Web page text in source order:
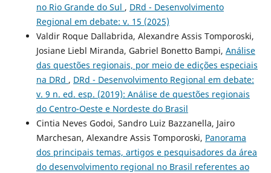
no Rio Grande do Sul , DRd - Desenvolvimento
Regional em debate: v. 15 (2025)
Valdir Roque Dallabrida, Alexandre Assis Tomporoski,
Josiane Liebl Miranda, Gabriel Bonetto Bampi, Análise
das questões regionais, por meio de edições especiais
na DRd , DRd - Desenvolvimento Regional em debate:
v. 9 n. ed. esp. (2019): Análise de questões regionais
do Centro-Oeste e Nordeste do Brasil
Cintia Neves Godoi, Sandro Luiz Bazzanella, Jairo
Marchesan, Alexandre Assis Tomporoski, Panorama
dos principais temas, artigos e pesquisadores da área
do desenvolvimento regional no Brasil referentes ao